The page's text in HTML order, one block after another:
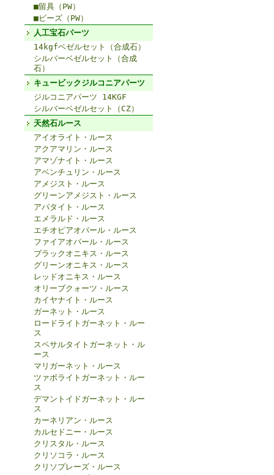
■留具（PW）
■ビーズ（PW）
人工宝石パーツ
14kgfベゼルセット（合成石）
シルバーベゼルセット（合成
石）
キュービックジルコニアパーツ
ジルコニアパーツ 14KGF
シルバーベゼルセット（CZ）
天然石ルース
アイオライト・ルース
アクアマリン・ルース
アマゾナイト・ルース
アベンチュリン・ルース
アメジスト・ルース
グリーンアメジスト・ルース
アパタイト・ルース
エメラルド・ルース
エチオピアオパール・ルース
ファイアオパール・ルース
ブラックオニキス・ルース
グリーンオニキス・ルース
レッドオニキス・ルース
オリーブクォーツ・ルース
カイヤナイト・ルース
ガーネット・ルース
ロードライトガーネット・ルー
ス
スペサルタイトガーネット・ル
ース
マリガーネット・ルース
ツァボライトガーネット・ルー
ス
デマントイドガーネット・ルー
ス
カーネリアン・ルース
カルセドニー・ルース
クリスタル・ルース
クリソコラ・ルース
クリソプレーズ・ルース